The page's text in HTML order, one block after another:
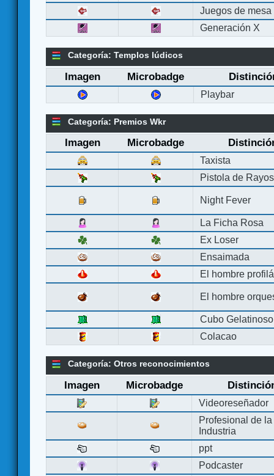
Juegos de mesa
Generación X
Categoría: Templos lúdicos
Imagen Microbadge
Playbar
Categoría: Premios Wkr
Imagen Microbadge
Taxista
Pistola de Rayos
Night Fever
La Ficha Rosa
Ex Loser
Ensaimada
El hombre
El hombre
Cubo Gelatinoso
Colacao
Categoría: Otros reconocimientos
Imagen Microbadge
Videoreseñador
Profesional de la
Industria
ppt
Podcaster